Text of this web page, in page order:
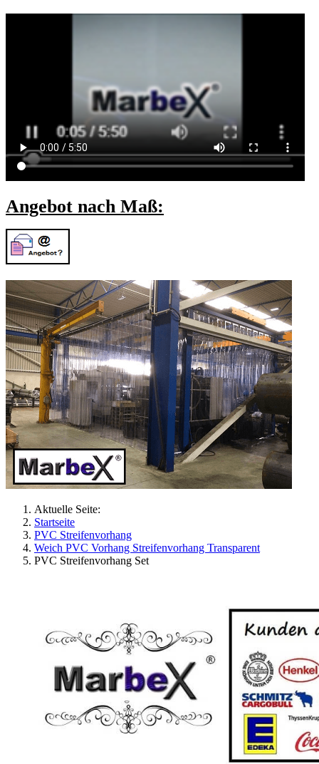
Angebot nach Maß:
Aktuelle Seite:
Startseite
PVC Streifenvorhang
Weich PVC Vorhang Streifenvorhang Transparent
PVC Streifenvorhang Set